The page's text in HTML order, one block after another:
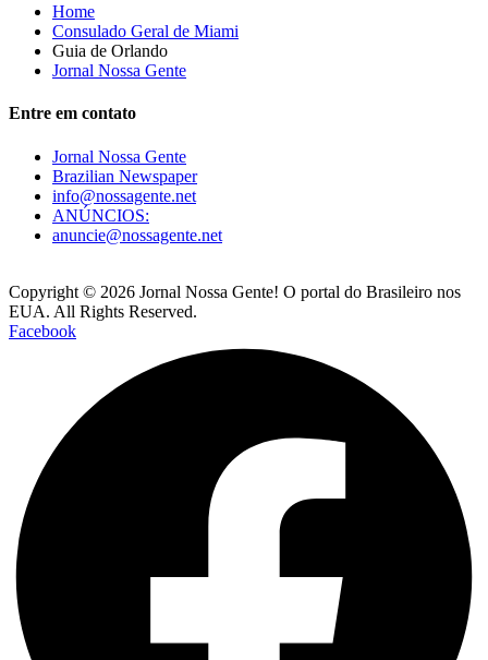
Home
Consulado Geral de Miami
Guia de Orlando
Jornal Nossa Gente
Entre em contato
Jornal Nossa Gente
Brazilian Newspaper
info@nossagente.net
ANÚNCIOS:
anuncie@nossagente.net
Copyright © 2026 Jornal Nossa Gente! O portal do Brasileiro nos
EUA. All Rights Reserved.
Facebook